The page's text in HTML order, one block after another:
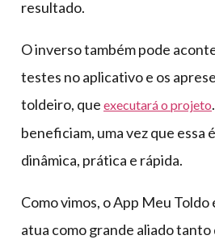
resultado.
O inverso também pode
testes no aplicativo e os
toldeiro, que executará o projeto
beneficiam, uma vez que essa
dinâmica, prática e rápida.
Como vimos, o App Meu Toldo
atua como grande aliado tanto